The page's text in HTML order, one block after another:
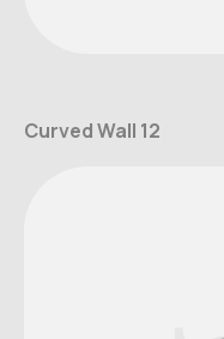
Curved Wall 12